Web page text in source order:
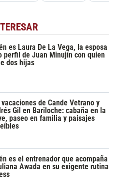
es Laura De La Vega, la esposa
perfil de Juan Minujín con quien
dos hijas
vacaciones de Cande Vetrano y
Gil en Bariloche: cabaña en la
paseo en familia y paisajes
es el entrenador que acompaña
Awada en su exigente rutina